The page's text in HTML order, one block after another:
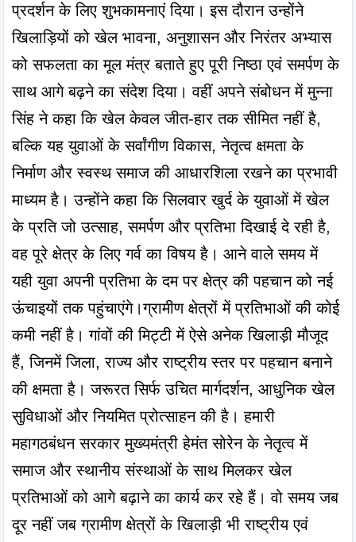
प्रदर्शन के लिए शुभकामनाएं दिया। इस दौरान उन्होंने
खिलाड़ियों को खेल भावना, अनुशासन और निरंतर अभ्यास
को सफलता का मूल मंत्र बताते हुए पूरी निष्ठा एवं समर्पण के
साथ आगे बढ़ने का संदेश दिया। वहीं अपने संबोधन में मुन्ना
सिंह ने कहा कि खेल केवल जीत-हार तक सीमित नहीं है,
बल्कि यह युवाओं के सर्वांगीण विकास, नेतृत्व क्षमता के
निर्माण और स्वस्थ समाज की आधारशिला रखने का प्रभावी
माध्यम है। उन्होंने कहा कि सिलवार खुर्द के युवाओं में खेल
के प्रति जो उत्साह, समर्पण और प्रतिभा दिखाई दे रही है,
वह पूरे क्षेत्र के लिए गर्व का विषय है। आने वाले समय में
यही युवा अपनी प्रतिभा के दम पर क्षेत्र की पहचान को नई
ऊंचाइयों तक पहुंचाएंगे।ग्रामीण क्षेत्रों में प्रतिभाओं की कोई
कमी नहीं है। गांवों की मिट्टी में ऐसे अनेक खिलाड़ी मौजूद
हैं, जिनमें जिला, राज्य और राष्ट्रीय स्तर पर पहचान बनाने
की क्षमता है। जरूरत सिर्फ उचित मार्गदर्शन, आधुनिक खेल
सुविधाओं और नियमित प्रोत्साहन की है। हमारी
महागठबंधन सरकार मुख्यमंत्री हेमंत सोरेन के नेतृत्व में
समाज और स्थानीय संस्थाओं के साथ मिलकर खेल
प्रतिभाओं को आगे बढ़ाने का कार्य कर रहे हैं। वो समय जब
दूर नहीं जब ग्रामीण क्षेत्रों के खिलाड़ी भी राष्ट्रीय एवं